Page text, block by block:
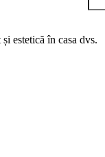
estetică în casa dvs.